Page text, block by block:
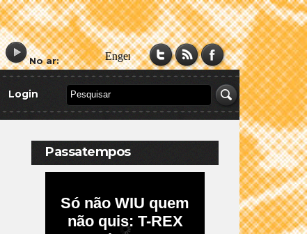
No ar:
Login
Passatempos